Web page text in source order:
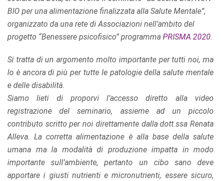
BIO per una alimentazione finalizzata alla Salute Mentale”,
organizzato da una rete di Associazioni nell’ambito del
progetto “Benessere psicofisico” programma PRISMA 2020.
Si tratta di un argomento molto importante per tutti noi, ma
lo è ancora di più per tutte le patologie della salute mentale
e delle disabilità.
Siamo lieti di proporvi l’accesso diretto alla video
registrazione del seminario, assieme ad un piccolo
contributo scritto per noi direttamente dalla dott.ssa Renata
Alleva. La corretta alimentazione è alla base della salute
umana ma la modalità di produzione impatta in modo
importante sull’ambiente, pertanto un cibo sano deve
apportare i giusti nutrienti e micronutrienti, essere sicuro,